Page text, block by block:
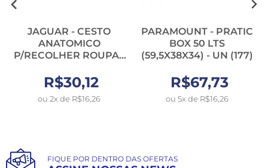
JAGUAR - CESTO
ANATOMICO
P/RECOLHER ROUPAS
R$30,12
ou 2x de R$16,26
PARAMOUNT - PRATIC
BOX 50 LTS
(59,5X38X34) - UN (177)
R$67,73
ou 5x de R$16,26
FIQUE POR DENTRO DAS OFERTAS